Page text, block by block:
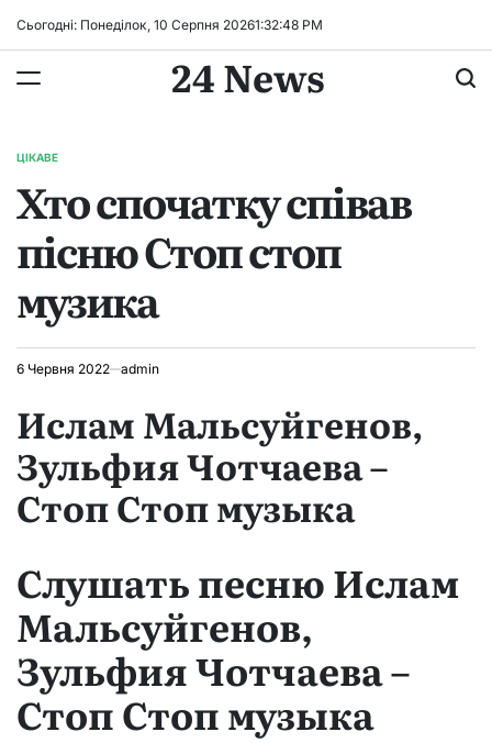
Сьогодні: Понеділок, 10 Серпня 20261:32:49 PM
24 News
ОПУБЛІКУВАТИ
ЦІКАВЕ
Хто спочатку співав
пісню Стоп стоп
музика
6 Червня 2022 admin
Ислам Мальсуйгенов,
Зульфия Чотчаева –
Стоп Стоп музыка
Слушать песню Ислам
Мальсуйгенов,
Зульфия Чотчаева –
Стоп Стоп музыка